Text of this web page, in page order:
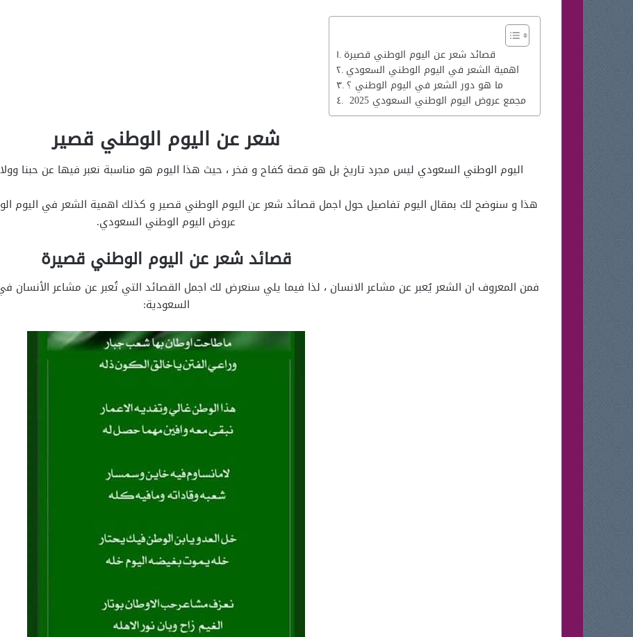
قصائد شعر عن اليوم الوطني قصيرة
اهمية الشعر في اليوم الوطني السعودي
ما هو دور الشعر في اليوم الوطني ؟
مجمع عروض اليوم الوطني السعودي 2025
شعر عن اليوم الوطني قصير
اليوم الوطني السعودي ليس مجرد تاريخ بل هو قصة كفاح و فخر ، حيث هذا اليوم هو مناسبة نعبر فيها عن حبنا وولائنا
هذا و سنوضح لك بمقال اليوم تفاصيل حول اجمل قصائد شعر عن اليوم الوطني قصير و كذلك اهمية الشعر في اليوم
عروض اليوم الوطني السعودي.
قصائد شعر عن اليوم الوطني قصيرة
فمن المعروف ان الشعر يُعبر عن مشاعر الانسان ، لذا فيما يلي سنعرض لك اجمل القصائد التي تُعبر عن مشاعر
السعودية: